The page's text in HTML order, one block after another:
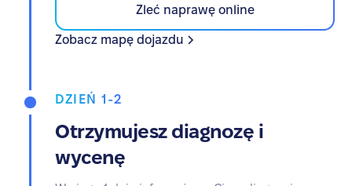
Zleć naprawę online
Zobacz mapę dojazdu
DZIEŃ 1-2
Otrzymujesz diagnozę i
wycenę